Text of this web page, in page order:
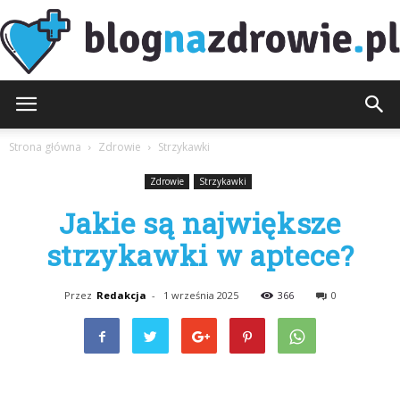
Strona główna Zdrowie Strzykawki
Zdrowie Strzykawki
Jakie są największe
strzykawki w aptece?
Przez Redakcja - 1 września 2025 366 0